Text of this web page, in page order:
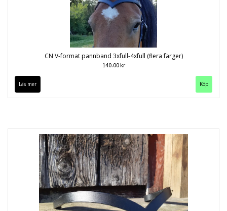
CN V-format pannband 3xfull-4xfull (flera färger)
140.00 kr
Läs mer Köp